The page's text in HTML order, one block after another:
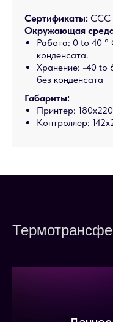
Сертификаты: CCC
Окружающая
Работа: 0 to 40 °
конденсата.
Хранение: -40 to
без конденсата
Габариты:
Принтер:
Контроллер: